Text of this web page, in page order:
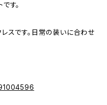
す。
スです。日常の装いに合わせ